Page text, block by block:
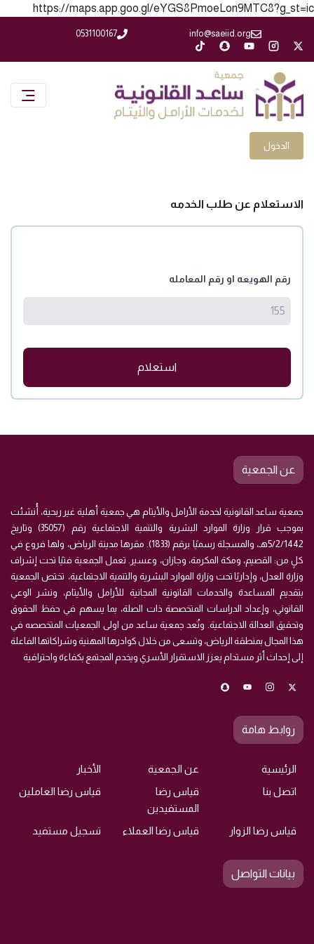
https://maps.app.goo.gl/eYGS8PmoeLon9MTC8?g_st=ic
info@saeiid.org
0531100167
الدخول
الاستعلام عن طلب الخدمه
رقم الهويعه او رقم المعامله
استعلام
عن الجمعية
جمعية ساعد القانونية لخدمة الأرامل والأيتام هي جمعية أهلية غير ربحية، أُنشئت
بموجب قرار وزارة الموارد البشرية والتنمية الاجتماعية رقم (35057) وتاريخ
5/2/1442هـ، والمسجلة رسميًا برقم (1833). مقرها مدينة الرياض، ولها فروع في
كلٍ من: القصيم، ومكة المكرمة، وجازان، وعسير. تعمل الجمعية فنيًا تحت إشراف
وزارة العدل، وإداريًا تحت وزارة الموارد البشرية والتنمية الاجتماعية، تختص الجمعية
بتقديم المساعدة والخدمات القانونية المجانية للأرامل والأيتام، ونشر الوعي
القانوني، وإعداد الدراسات المتخصصة ذات الصلة، بما يسهم في حفظ الحقوق
وتحقيق العدالة الاجتماعية. وتُعد جمعية ساعد من اولى الجمعيات المتخصصه في
هذا المجال بمنطقة الرياض، وتسعى من خلال كوادرها المهنية وشراكاتها الفاعلة
إلى إحداث أثر مستدام يعزز الاستقرار الأسري ويخدم المجتمع بكفاءة واحترافية
روابط هامة
الرئيسية عن الجمعية
الأخبار
اتصل بنا
قياس رضا
المستفيدين
قياس رضا العاملين
قياس رضا الزوار قياس رضا العملاء تسجيل مستفيد
بيانات التواصل